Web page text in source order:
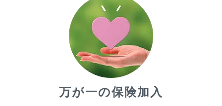
万が一の保険加入